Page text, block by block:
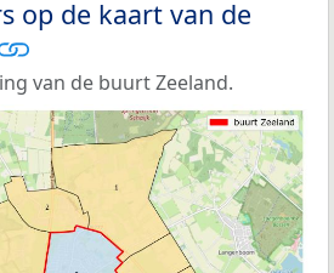
op de kaart van de
van de buurt Zeeland.